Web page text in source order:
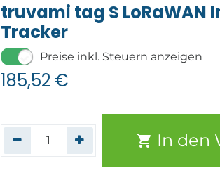
truvami tag S LoRaWAN
Tracker
Preise inkl. Steuern anzeigen
185,52 €
In den